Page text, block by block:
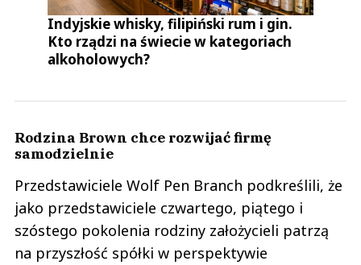
Indyjskie whisky, filipiński rum i gin.
Kto rządzi na świecie w kategoriach
alkoholowych?
Rodzina Brown chce rozwijać firmę
samodzielnie
Przedstawiciele Wolf Pen Branch podkreślili, że
jako przedstawiciele czwartego, piątego i
szóstego pokolenia rodziny założycieli patrzą
na przyszłość spółki w perspektywie